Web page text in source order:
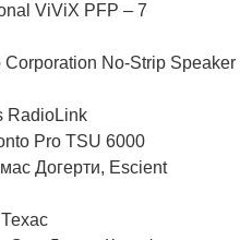
ViViX PFP – 7
No-Strip Speaker
RadioLink
Pro TSU 6000
Догерти, Escient